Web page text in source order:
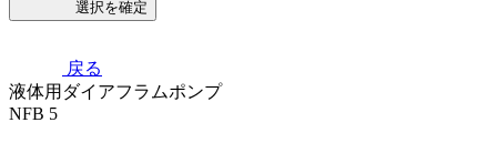
選択を確定
戻る
液体用ダイアフラムポンプ
NFB 5